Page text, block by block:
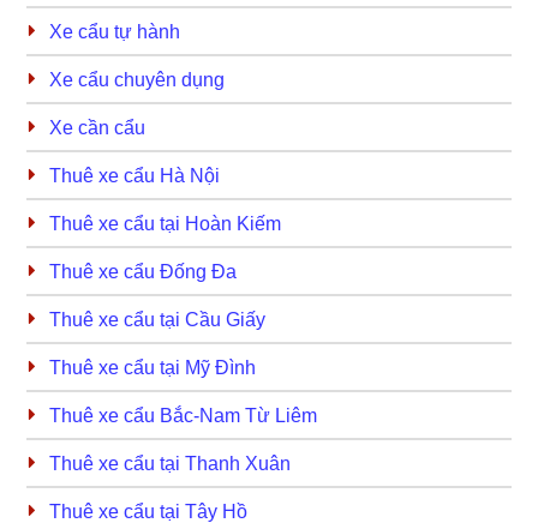
Xe cẩu tự hành
Xe cẩu chuyên dụng
Xe cần cẩu
Thuê xe cẩu Hà Nội
Thuê xe cẩu tại Hoàn Kiếm
Thuê xe cẩu Đống Đa
Thuê xe cẩu tại Cầu Giấy
Thuê xe cẩu tại Mỹ Đình
Thuê xe cẩu Bắc-Nam Từ Liêm
Thuê xe cẩu tại Thanh Xuân
Thuê xe cẩu tại Tây Hồ